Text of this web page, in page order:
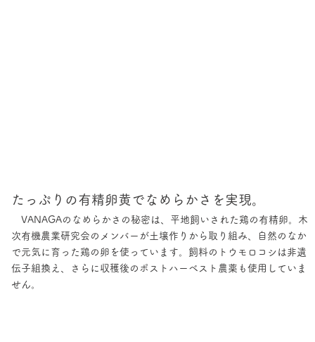
たっぷりの有精卵黄でなめらかさを実現。
VANAGAのなめらかさの秘密は、平地飼いされた鶏の有精卵。木
次有機農業研究会のメンバーが土壌作りから取り組み、自然のなか
で元気に育った鶏の卵を使っています。飼料のトウモロコシは非遺
伝子組換え、さらに収穫後のポストハーベスト農薬も使用していま
せん。